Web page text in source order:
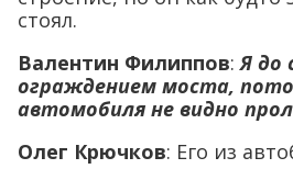
стоял.
Валентин Филиппов: Я до
ограждением моста,
автомобиля не видно
Олег Крючков: Его из